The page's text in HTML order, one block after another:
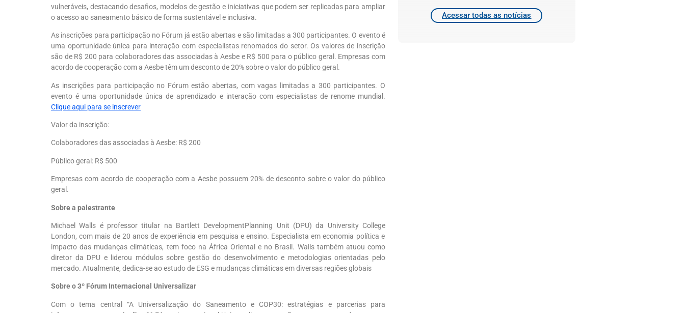
vulneráveis, destacando desafios, modelos de gestão e iniciativas que podem ser replicadas para ampliar
o acesso ao saneamento básico de forma sustentável e inclusiva.
As inscrições para participação no Fórum já estão abertas e são limitadas a 300 participantes. O evento é
uma oportunidade única para interação com especialistas renomados do setor. Os valores de inscrição
são de R$ 200 para colaboradores das associadas à Aesbe e R$ 500 para o público geral. Empresas com
acordo de cooperação com a Aesbetêm um desconto de 20% sobre o valor do público geral.
As inscrições para participação no Fórumestão abertas, com vagas limitadas a 300 participantes. O
evento é uma oportunidade única de aprendizado e interação com especialistas de renome mundial.
Clique aqui para se inscrever
Valor da inscrição:
Colaboradores das associadas à Aesbe: R$ 200
Público geral : R$ 500
Empresas com acordo de cooperação com a Aesbe possuem 20% de desconto sobre o valor do público
geral.
Sobrea palestrante
MichaelWalls é professor titular na Bartlett DevelopmentPlanning Unit (DPU) da University College
London, com mais de 20 anos de experiência em pesquisa e ensino. Especialista em economia política e
impacto das mudanças climáticas, tem foco na África Oriental e no Brasil. Wallstambém atuou como
diretor da DPU e liderou módulos sobre gestão do desenvolvimento e metodologias orientadas pelo
mercado. Atualmente, dedica-se ao estudo de ESG e mudanças climáticas em diversas regiões globais
Sobre o 3º Fórum Internacional Universalizar
Com o tema central “A Universalização do Saneamento e COP30: estratégias e parcerias para
Acessar todas as notícias